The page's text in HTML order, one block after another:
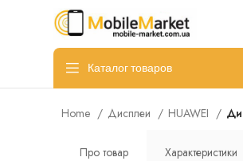
Каталог товаров
Home Дисплеи HUAWEI
Про товар Характеристики